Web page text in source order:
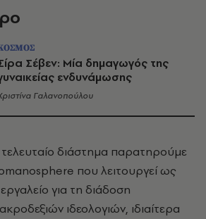
Σέβεν: Μία δημαγωγός της
ενδυνάμωσης
Γαλανοπούλου
τελευταίο διάστημα παρατηρούμε
που λειτουργεί ως
για τη διάδοση
ιδεολογιών, ιδιαίτερα